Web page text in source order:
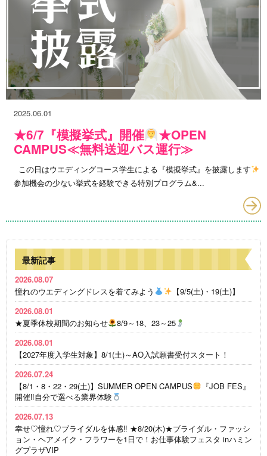
2025.06.01
★6/7『模擬挙式』開催
★OPEN
CAMPUS≪無料送迎バス運行≫
この日はウエディングコース学生による『模擬挙式』を披露します
参加機会の少ない挙式を経験できる特別プログラム&...
最新記事
2026.08.07
憧れのウエディングドレスを着てみよう
【9/5(土)・19(土)】
2026.08.01
★夏季休校期間のお知らせ
8/9～18、23～25
2026.08.01
【2027年度入学生対象】8/1(土)～AO入試願書受付スタート！
2026.07.24
【8/1・8・22・29(土)】SUMMER OPEN CAMPUS
『JOB FES』
開催‼自分で選べる業界体験
2026.07.13
幸せ♡憧れ♡ブライダルを体感‼ ★8/20(木)★ブライダル・ファッシ
ョン・ヘアメイク・フラワーを1日で！お仕事体験フェスタ inハミン
グプラザVIP